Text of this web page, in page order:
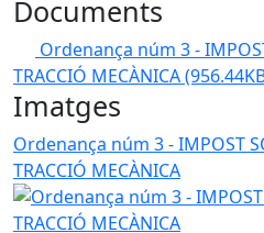
Documents
Ordenança núm 3 -
TRACCIÓ MECÀNICA
Imatges
Ordenança núm 3 - IMPOST
TRACCIÓ MECÀNICA